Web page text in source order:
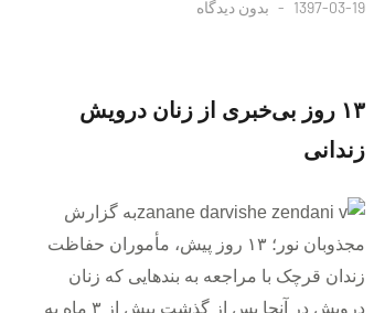
1397-03-19 بدون دیدگاه
۱۳ روز بی‌خبری از زنان درویش
زندانی
به گزارش
مجذوبان نور؛ ۱۳ روز پیش، مأموران حفاظت
زندان قرچک با مراجعه به بندهایی که زنان
درویش در آنجا پس از گذشت بیش از ۳ ماه به